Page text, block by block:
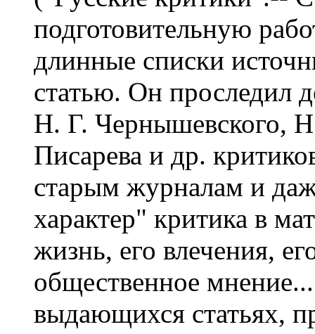
подготовительную
длинные списки
статью. Он проследил
Н. Г. Чернышевского,
Писарева и др.
старым журналам и
характер" критика в
жизнь, его влечения,
общественное
выдающихся статьях,